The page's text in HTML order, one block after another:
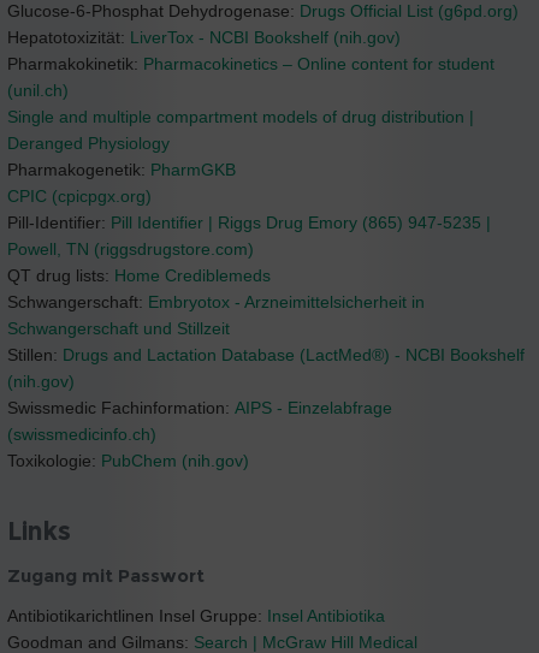
Glucose-6-Phosphat Dehydrogenase: Drugs Official List (g6pd.org)
Hepatotoxizität: LiverTox - NCBI Bookshelf (nih.gov)
Pharmakokinetik: Pharmacokinetics – Online content for student
(unil.ch)
Single and multiple compartment models of drug distribution |
Deranged Physiology
Pharmakogenetik: PharmGKB
CPIC (cpicpgx.org)
Pill-Identifier: Pill Identifier | Riggs Drug Emory (865) 947-5235 |
Powell, TN (riggsdrugstore.com)
QT drug lists: Home Crediblemeds
Schwangerschaft: Embryotox - Arzneimittelsicherheit in
Schwangerschaft und Stillzeit
Stillen: Drugs and Lactation Database (LactMed®) - NCBI Bookshelf
(nih.gov)
Swissmedic Fachinformation: AIPS - Einzelabfrage
(swissmedicinfo.ch)
Toxikologie: PubChem (nih.gov)
Links
Zugang mit Passwort
Antibiotikarichtlinen Insel Gruppe: Insel Antibiotika
Goodman and Gilmans: Search | McGraw Hill Medical